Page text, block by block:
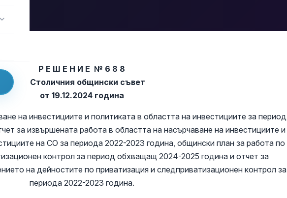
Р Е Ш Е Н И Е № 6 8 8
на Столичния общински съвет
от 19.12.2024 година
на инвестициите и политиката в областта на инвестициите за период
за извършената работа в областта на насърчаване на инвестициите и
на СО за периода 2022-2023 година, общински план за работа по
контрол за период обхващащ 2024-2025 година и отчет за
на дейностите по приватизация и следприватизационен контрол за
периода 2022-2023 година.